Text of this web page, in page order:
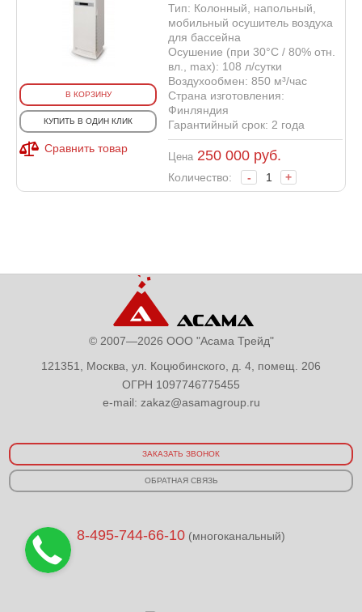
В КОРЗИНУ
КУПИТЬ В ОДИН КЛИК
Сравнить товар
Тип: Колонный, напольный,
мобильный осушитель воздуха
для бассейна
Осушение (при 30°С / 80% отн.
вл., max): 108 л/сутки
Воздухообмен: 850 м³/час
Страна изготовления:
Финляндия
Гарантийный срок: 2 года
Цена 250 000 руб.
Количество: - +
© 2007—2026 ООО "Асама Трейд"
121351, Москва, ул. Коцюбинского, д. 4, помещ. 206
ОГРН 1097746775455
e-mail: zakaz@asamagroup.ru
ЗАКАЗАТЬ ЗВОНОК
ОБРАТНАЯ СВЯЗЬ
8-495-744-66-10 (многоканальный)